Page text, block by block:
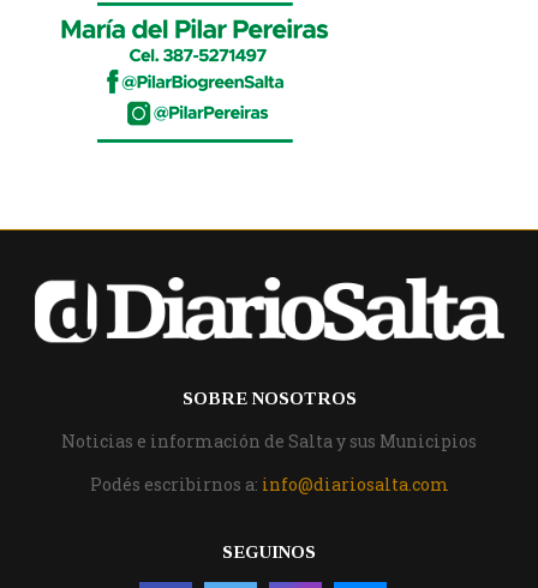
SOBRE NOSOTROS
Noticias e información de Salta y sus Municipios
Podés escribirnos a: info@diariosalta.com
SEGUINOS